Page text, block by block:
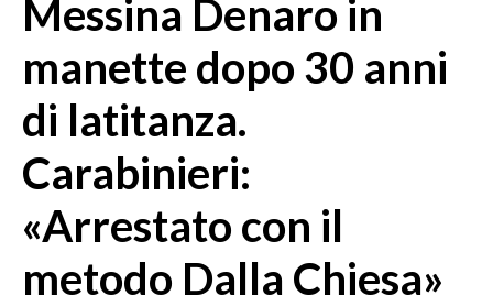
MEDIO CAMPIDANO
SASSARI E PROVINCIA
GALLURA
NUORO E PROVINCIA
OGLIASTRA
AGENDA
CRONACA
ITALIA
Messina Denaro in
manette dopo 30 anni
di latitanza.
Carabinieri:
«Arrestato con il
metodo Dalla Chiesa»